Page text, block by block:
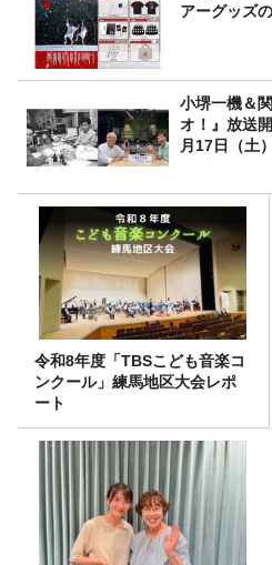
アーグッズ
小堺一機＆
オ！』放送
月17日（土
令和8年度「TBSこども音楽コ
ンクール」練馬地区大会レポ
ート